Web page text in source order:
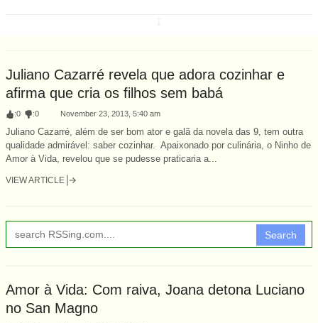
Juliano Cazarré revela que adora cozinhar e
afirma que cria os filhos sem babá
:0 :0 November 23, 2013, 5:40 am
Juliano Cazarré, além de ser bom ator e galã da novela das 9, tem outra
qualidade admirável: saber cozinhar. Apaixonado por culinária, o Ninho de
Amor à Vida, revelou que se pudesse praticaria a...
VIEW ARTICLE
Search
Amor à Vida: Com raiva, Joana detona Luciano
no San Magno